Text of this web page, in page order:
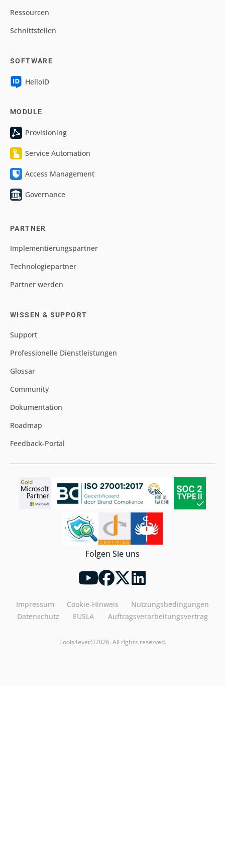
Ressourcen
Schnittstellen
SOFTWARE
HelloID
MODULE
Provisioning
Service Automation
Access Management
Governance
PARTNER
Implementierungspartner
Technologiepartner
Partner werden
WISSEN & SUPPORT
Support
Professionelle Dienstleistungen
Glossar
Community
Dokumentation
Roadmap
Feedback-Portal
Folgen Sie uns
Impressum Cookie-Hinweis
Nutzungsbedingungen
Datenschutz
EUSLA Auftragsverarbeitungsvertrag
Tools4ever©2026. All rights reserved.